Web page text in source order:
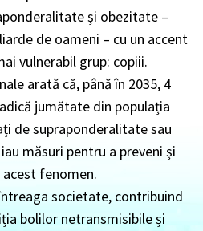
și obezitate –
de oameni – cu un accent
vulnerabil grup: copiii.
arată că, până în 2035, 4
jumătate din populația
de supraponderalitate sau
măsuri pentru a preveni și
fenomen.
societate, contribuind
bolilor netransmisibile și